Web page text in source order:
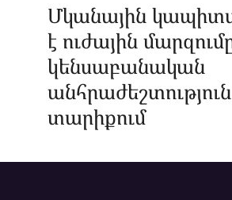
Մկանային
է ուժային
կենսաբանական
տարիքում